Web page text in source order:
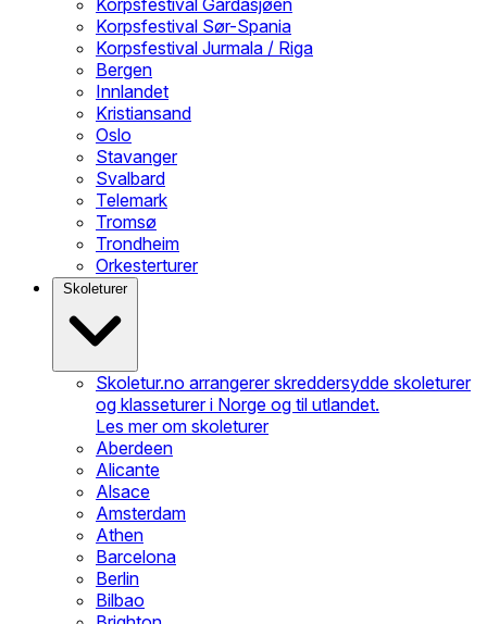
Korpsfestival Gardasjøen
Korpsfestival Sør-Spania
Korpsfestival Jurmala / Riga
Bergen
Innlandet
Kristiansand
Oslo
Stavanger
Svalbard
Telemark
Tromsø
Trondheim
Orkesterturer
Skoleturer
Skoletur.no arrangerer skreddersydde skoleturer
og klasseturer i Norge og til utlandet.
Les mer om skoleturer
Aberdeen
Alicante
Alsace
Amsterdam
Athen
Barcelona
Berlin
Bilbao